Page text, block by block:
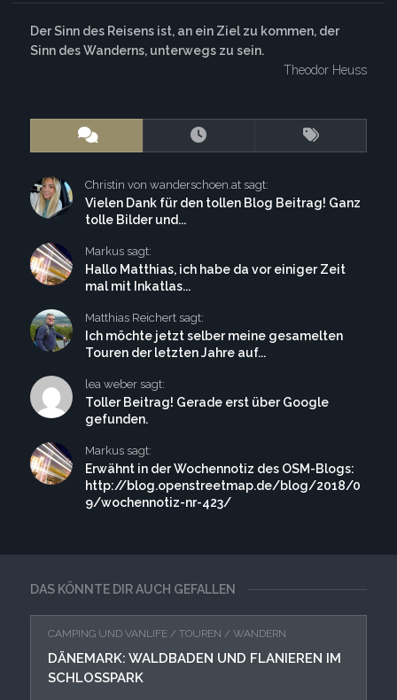
DAS KÖNNTE DIR AUCH GEFALLEN
CAMPING UND VANLIFE / TOUREN / WANDERN
DÄNEMARK: WALDBADEN UND FLANIEREN IM
SCHLOSSPARK
Der Sinn des Reisens ist, an ein Ziel zu kommen, der
Sinn des Wanderns, unterwegs zu sein.
Theodor Heuss
Christin von wanderschoen.at sagt:
Vielen Dank für den tollen Blog Beitrag! Ganz
tolle Bilder und...
Markus sagt:
Hallo Matthias, ich habe da vor einiger Zeit
mal mit Inkatlas...
Matthias Reichert sagt:
Ich möchte jetzt selber meine gesamelten
Touren der letzten Jahre auf...
lea weber sagt:
Toller Beitrag! Gerade erst über Google
gefunden.
Markus sagt:
Erwähnt in der Wochennotiz des OSM-Blogs:
http://blog.openstreetmap.de/blog/2018/0
9/wochennotiz-nr-423/